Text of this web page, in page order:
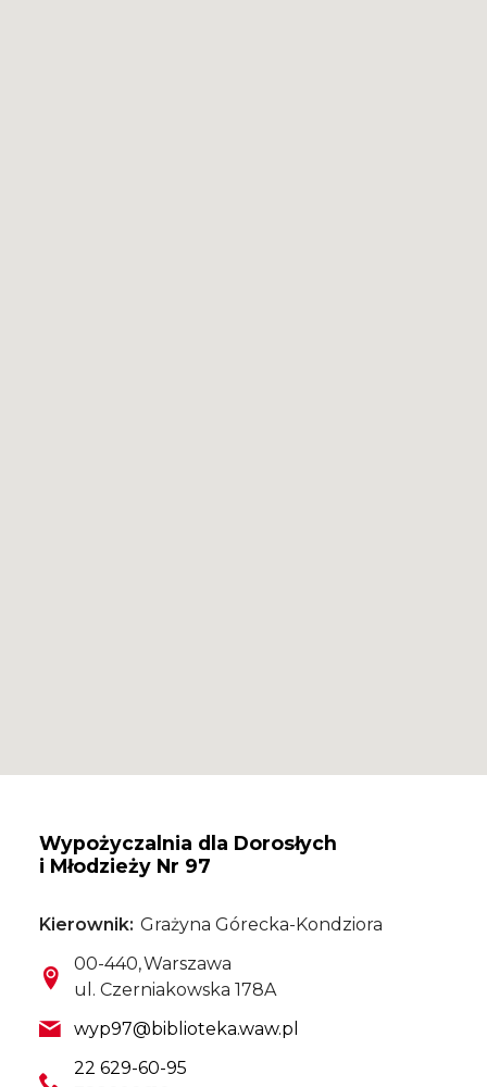
Wypożyczalnia dla Dorosłych
i Młodzieży Nr 97
Kierownik Grażyna Górecka-Kondziora
Kod pocztowy
00-440 Miasto
Warszawa
Ulica
ul. Czerniakowska 178A
Email
wyp97@biblioteka.waw.pl
Telefon
22 629-60-95